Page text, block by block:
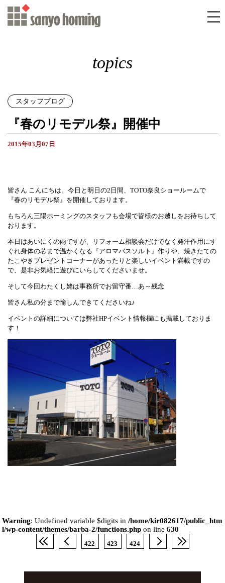
topics
スタッフブログ
『春のリモデル祭』開催中
2015年03月07日
皆さん こんにちは。今日と明日の2日間、TOTO奈良ショールームで
『春のリモデル祭』を開催しております。
もちろん三陽ホーミングのスタッフも会場で皆様のお越しをお待ちして
おります。
本日はあいにくの雨ですが、リフォーム相談会だけでなく発汗作用にす
ぐれ身体の芯まで温かくなる『アロマバスソルト』作りや、焼きたての
たこやきプレゼントコーナーがあったりと楽しいイベント満載ですの
で、是非お気軽に遊びにいらしてくださいませ。
そして今回わたくし姥は事務所でお留守番…あ～残念
皆さん私の分まで愉しんできてくださいね♪
イベントの詳細については弊社HPイベント情報欄にも掲載しておりま
す！
Warning: Undefined variable $digits in/home/kir082617/public_htm
l/wp-content/themes/barba-2/functions.php on line630
422 423 424